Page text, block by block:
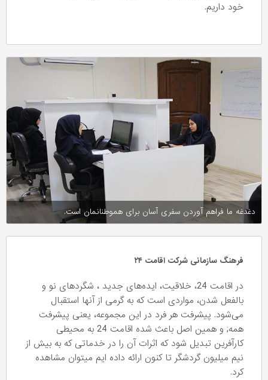
خود داریم.
دغدغه ما فراهم آوردن سفری آسان برای هموطنانمان است.
فرهنگ سازمانی شرکت اقامت ۲۴
در اقامت 24، خلاقیت، ایده‌های جدید ، شگردهای نو و
بالفعل شدن، مواردی است که به گرمی از آنها استقبال
می‌شود. پیشرفت هر فرد در این مجموعه، یعنی پیشرفت
همه; و همین اصل باعث شده اقامت 24 به محیطی
کارآفرین تبدیل شود که اثرات آن را در خدماتی که به بیش از
نیم میلیون گردشگر تا کنون ارائه داده ایم میتوان مشاهده
کرد.